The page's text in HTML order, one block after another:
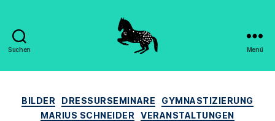
Suchen
-
Sandra
Engels
Menü
Kategorien
BILDER DRESSURSEMINARE
GYMNASTIZIERUNG
MARIUS SCHNEIDER
VERANSTALTUNGEN